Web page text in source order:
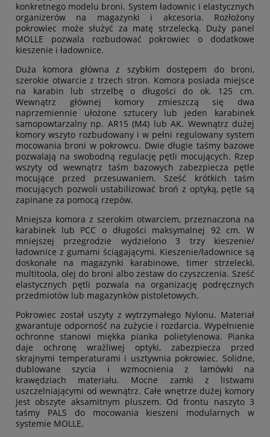
konkretnego modelu broni. System ładownic i elastycznych
organizerów na magazynki i akcesoria. Rozłożony
pokrowiec może służyć za matę strzelecką. Duży panel
MOLLE pozwala rozbudować pokrowiec o dodatkowe
kieszenie i ładownice.
Duża komora główna z szybkim dostępem do broni,
szerokie otwarcie z trzech stron. Komora posiada miejsce
na karabin lub strzelbę o długości do ok. 125 cm.
Wewnątrz głównej komory zmieszczą się dwa
naprzemiennie ułożone sztucery lub jeden karabinek
samopowtarzalny np. AR15 (M4) lub AK. Wewnątrz dużej
komory wszyto rozbudowany i w pełni regulowany system
mocowania broni w pokrowcu. Dwie długie taśmy bazowe
pozwalają na swobodną regulację pętli mocujących. Rzep
wszyty od wewnątrz taśm bazowych zabezpiecza pętle
mocujące przed przesuwaniem. Sześć krótkich taśm
mocujących pozwoli ustabilizować broń z optyką, pętle są
zapinane za pomocą rzepów.
Mniejsza komora z szerokim otwarciem, przeznaczona na
karabinek lub PCC o długości maksymalnej 92 cm. W
mniejszej przegrodzie wydzielono 3 trzy kieszenie/
ładownice z gumami ściągającymi. Kieszenie/ładownice są
doskonałe na magazynki karabinowe, timer strzelecki,
multitoola, olej do broni albo zestaw do czyszczenia. Sześć
elastycznych pętli pozwala na organizację podręcznych
przedmiotów lub magazynków pistoletowych.
Pokrowiec został uszyty z wytrzymałego Nylonu. Materiał
gwarantuje odporność na zużycie i rozdarcia. Wypełnienie
ochronne stanowi miękka pianka polietylenowa. Pianka
daje ochronę wrażliwej optyki, zabezpiecza przed
skrajnymi temperaturami i usztywnia pokrowiec. Solidne,
dublowane szycia i wzmocnienia z lamówki na
krawędziach materiału. Mocne zamki z listwami
uszczelniającymi od wewnątrz. Całe wnętrze dużej komory
jest obszyte aksamitnym pluszem. Od frontu naszyto 3
taśmy PALS do mocowania kieszeni modularnych w
systemie MOLLE.